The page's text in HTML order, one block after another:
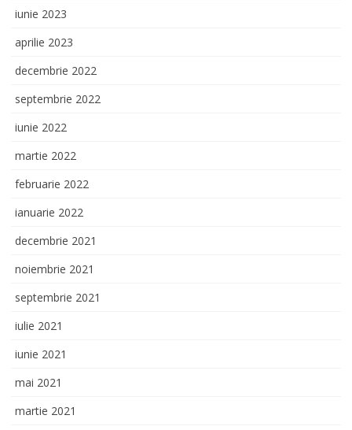
iunie 2023
aprilie 2023
decembrie 2022
septembrie 2022
iunie 2022
martie 2022
februarie 2022
ianuarie 2022
decembrie 2021
noiembrie 2021
septembrie 2021
iulie 2021
iunie 2021
mai 2021
martie 2021